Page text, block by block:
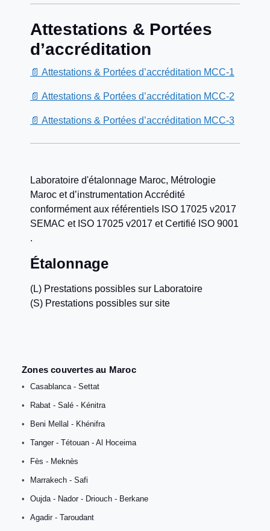
Attestations & Portées
d’accréditation
📄 Attestations & Portées d’accréditation MCC-1
📄 Attestations & Portées d’accréditation MCC-2
📄 Attestations & Portées d’accréditation MCC-3
Laboratoire d'étalonnage Maroc, Métrologie
Maroc et d’instrumentation Accrédité
conformément aux référentiels ISO 17025 v2017
SEMAC et ISO 17025 v2017 et Certifié ISO 9001
.
Étalonnage
(L) Prestations possibles sur Laboratoire
(S) Prestations possibles sur site
Zones couvertes au Maroc
Casablanca - Settat
Rabat - Salé - Kénitra
Beni Mellal - Khénifra
Tanger - Tétouan - Al Hoceima
Fès - Meknès
Marrakech - Safi
Oujda - Nador - Driouch - Berkane
Agadir - Taroudant